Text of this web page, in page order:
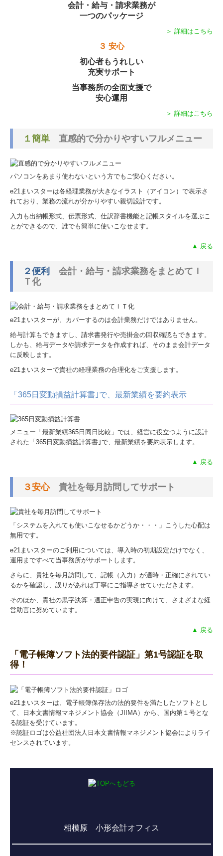
会計・給与・請求業務が
一つのパッケージ
＞ 詳細はこちら
３ 安心
初心者もうれしい
充実サポート
当事務所の全面支援で
安心運用
＞ 詳細はこちら
１簡単 直感的で分かりやすいフルメニュー
パソコンをあまり使わないという方でもご安心ください。
e21まいスターは各経理業務が大きなイラスト（アイコン）で表示さ
れており、業務の流れが分かりやすい親切設計です。
入力も出納帳形式、伝票形式、仕訳辞書機能と記帳スタイルを選ぶこ
とができるので、誰でも簡単に使いこなせます。
▲ 戻る
２便利
会計・給与・請求業務をまとめてＩ
Ｔ化
e21まいスターが、カバーするのは会計業務だけではありません。
給与計算もできますし、請求書発行や売掛金の回収確認もできます。
しかも、給与データや請求データを作成すれば、そのまま会計データ
に反映します。
e21まいスターで貴社の経理業務の合理化をご支援します。
「365日変動損益計算書｣で、最新業績を要約表示
メニュー「最新業績365日同日比較」では、経営に役立つように設計
された「365日変動損益計算書｣で、最新業績を要約表示します。
▲ 戻る
３安心 貴社を毎月訪問してサポート
「システムを入れても使いこなせるかどうか・・・」こうした心配は
無用です。
e21まいスターのご利用については、導入時の初期設定だけでなく、
運用まですべて当事務所がサポートします。
さらに、貴社を毎月訪問して、記帳（入力）が適時・正確にされてい
るかを確認し、誤りがあれば丁寧にご指導させていただきます。
そのほか、貴社の黒字決算・適正申告の実現に向けて、さまざまな経
営助言に努めています。
▲ 戻る
「電子帳簿ソフト法的要件認証」第1号認証を取
得！
e21まいスターは、電子帳簿保存法の法的要件を満たしたソフトとし
て、日本文書情報マネジメント協会（JIIMA）から、国内第１号とな
る認証を受けています。
※認証ロゴは公益社団法人日本文書情報マネジメント協会によりライ
センスされています。
相模原 小形会計オフィス